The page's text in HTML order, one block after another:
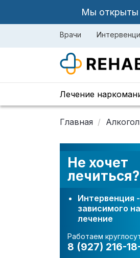
Мы открыты
Врачи
Лечение
Главная
Не хочет
лечиться?
Интервенция
зависимого
лечение
Работаем
8 (927) 216-